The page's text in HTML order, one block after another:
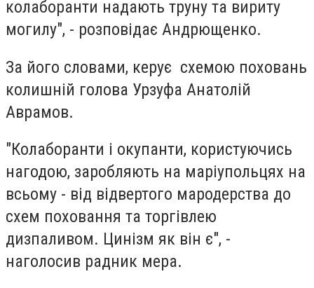
колаборанти надають труну та вириту
могилу", - розповідає Андрющенко.
За його словами, керує схемою поховань
колишній голова Урзуфа Анатолій
Аврамов.
"Колаборанти і окупанти, користуючись
нагодою, заробляють на маріупольцях на
всьому - від відвертого мародерства до
схем поховання та торгівлею
дизпаливом. Цинізм як він є", -
наголосив радник мера.